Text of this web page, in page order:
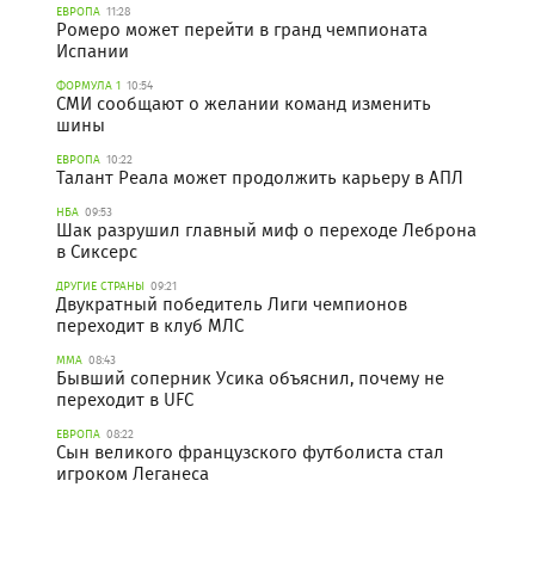
ЕВРОПА 11:28
Ромеро может перейти в гранд чемпионата
Испании
ФОРМУЛА 1 10:54
СМИ сообщают о желании команд изменить
шины
ЕВРОПА 10:22
Талант Реала может продолжить карьеру в АПЛ
НБА 09:53
Шак разрушил главный миф о переходе Леброна
в Сиксерс
ДРУГИЕ СТРАНЫ 09:21
Двукратный победитель Лиги чемпионов
переходит в клуб МЛС
ММА 08:43
Бывший соперник Усика объяснил, почему не
переходит в UFC
ЕВРОПА 08:22
Сын великого французского футболиста стал
игроком Леганеса